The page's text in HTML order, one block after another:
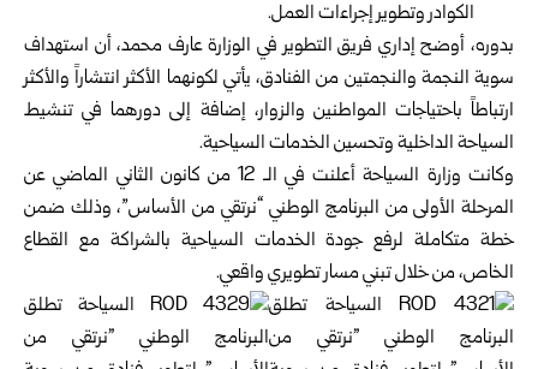
الكوادر وتطوير إجراءات العمل.
بدوره، أوضح إداري فريق التطوير في الوزارة عارف محمد، أن استهداف
سوية النجمة والنجمتين من الفنادق، يأتي لكونهما الأكثر انتشاراً والأكثر
ارتباطاً باحتياجات المواطنين والزوار، إضافة إلى دورهما في تنشيط
السياحة الداخلية وتحسين الخدمات السياحية.
وكانت وزارة السياحة أعلنت في الـ 12 من كانون الثاني الماضي عن
المرحلة الأولى من البرنامج الوطني “نرتقي من الأساس”، وذلك ضمن
خطة متكاملة لرفع جودة الخدمات السياحية بالشراكة مع القطاع
الخاص، من خلال تبني مسار تطويري واقعي.